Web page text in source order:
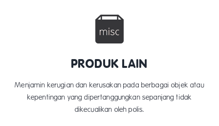
PRODUK LAIN
Menjamin kerugian dan kerusakan pada berbagai objek atau
kepentingan yang dipertanggungkan sepanjang tidak
dikecualikan oleh polis.